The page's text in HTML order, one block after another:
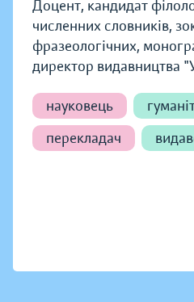
Доцент, кандидат
численних словників,
фразеологічних,
директор видавництва
науковець
перекладач